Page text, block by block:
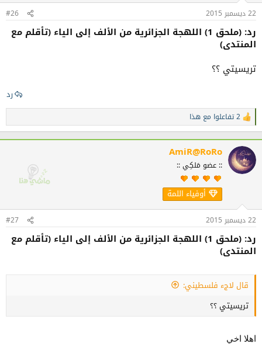
:
22 ديسمبر 2015 #26
رد: (ملحق 1) اللهجة الجزائرية من الألف إلى الياء (تأقلم مع
المنتدى)
تريسيتي ؟؟
رد
ا
ل
ت
ف
ا
ع
2 تفاعلوا مع هذا
AmiR@RoRo
:: عضو مَلكِي ::
أوفياء اللمة
22 ديسمبر 2015 #27
رد: (ملحق 1) اللهجة الجزائرية من الألف إلى الياء (تأقلم مع
المنتدى)
قال لاجء فلسطيني:
تريسيتي ؟؟
اهلا اخي